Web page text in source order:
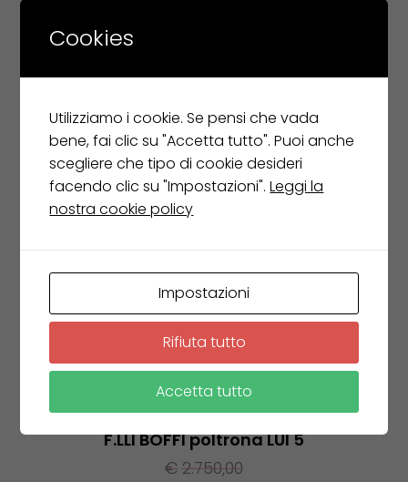
F.LLI BOFFI poltrona LUI 5
€ 2.750,00
Cookies
Utilizziamo i cookie. Se pensi che vada
bene, fai clic su "Accetta tutto". Puoi anche
scegliere che tipo di cookie desideri
facendo clic su "Impostazioni".Leggi la
nostra cookie policy
Impostazioni
Rifiuta tutto
Accetta tutto